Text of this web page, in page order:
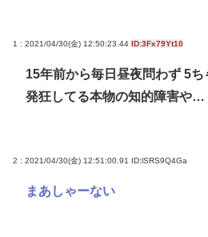
1 : 2021/04/30(金) 12:50:23.44 ID:3Fx79Yt10
15年前から毎日昼夜問わず 5
発狂してる本物の知的障害や…
2 : 2021/04/30(金) 12:51:00.91 ID:lSRS9Q4Ga
まあしゃーない